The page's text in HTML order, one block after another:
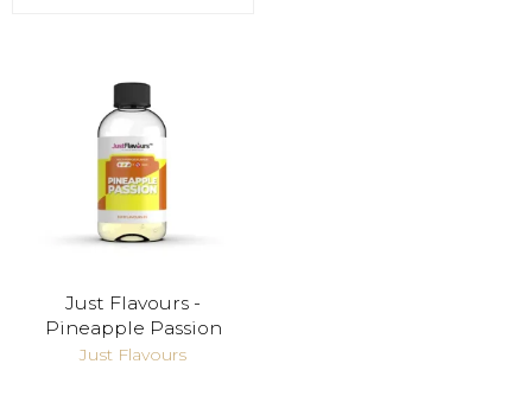
Just Flavours -
Pineapple Passion
Just Flavours